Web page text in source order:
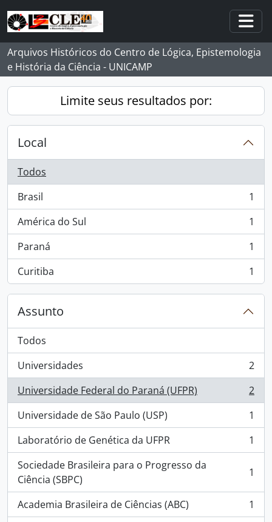
Skip to main content
Arquivos Históricos do Centro de Lógica, Epistemologia
e História da Ciência - UNICAMP
Limite seus resultados por:
Local
Todos
Brasil
, 1 resultados
1
América do Sul
, 1 resultados
1
Paraná
, 1 resultados
1
Curitiba
, 1 resultados 1
Assunto
Todos
Universidades
, 2 resultados
2
Universidade Federal do Paraná (UFPR)
, 2 resultados
2
Universidade de São Paulo (USP)
, 1 resultados
1
Laboratório de Genética da UFPR
, 1 resultados
1
Sociedade Brasileira para o Progresso da
Ciência (SBPC)
, 1 resultados 1
Academia Brasileira de Ciências (ABC)
, 1 resultados
1